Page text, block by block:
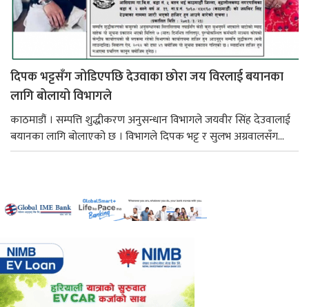
दिपक भट्टसँग जोडिएपछि देउवाका छोरा जय विरलाई बयानका
लागि बोलायो विभागले
काठमाडौं । सम्पत्ति शुद्धीकरण अनुसन्धान विभागले जयवीर सिंह देउवालाई
बयानका लागि बोलाएको छ । विभागले दिपक भट्ट र सुलभ अग्रवालसँग...